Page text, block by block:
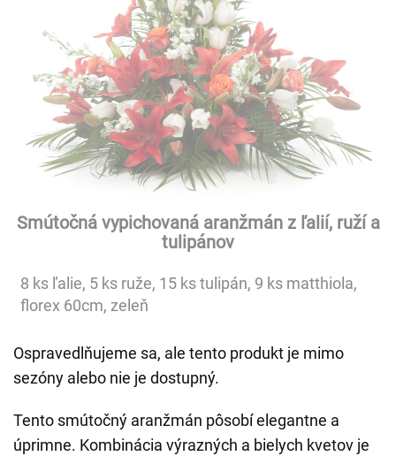
Smútočná vypichovaná aranžmán z ľalií, ruží a
tulipánov
8 ks ľalie, 5 ks ruže, 15 ks tulipán, 9 ks matthiola,
florex 60cm, zeleň
Ospravedlňujeme sa, ale tento produkt je mimo
sezóny alebo nie je dostupný.
Tento smútočný aranžmán pôsobí elegantne a
úprimne. Kombinácia výrazných a bielych kvetov je